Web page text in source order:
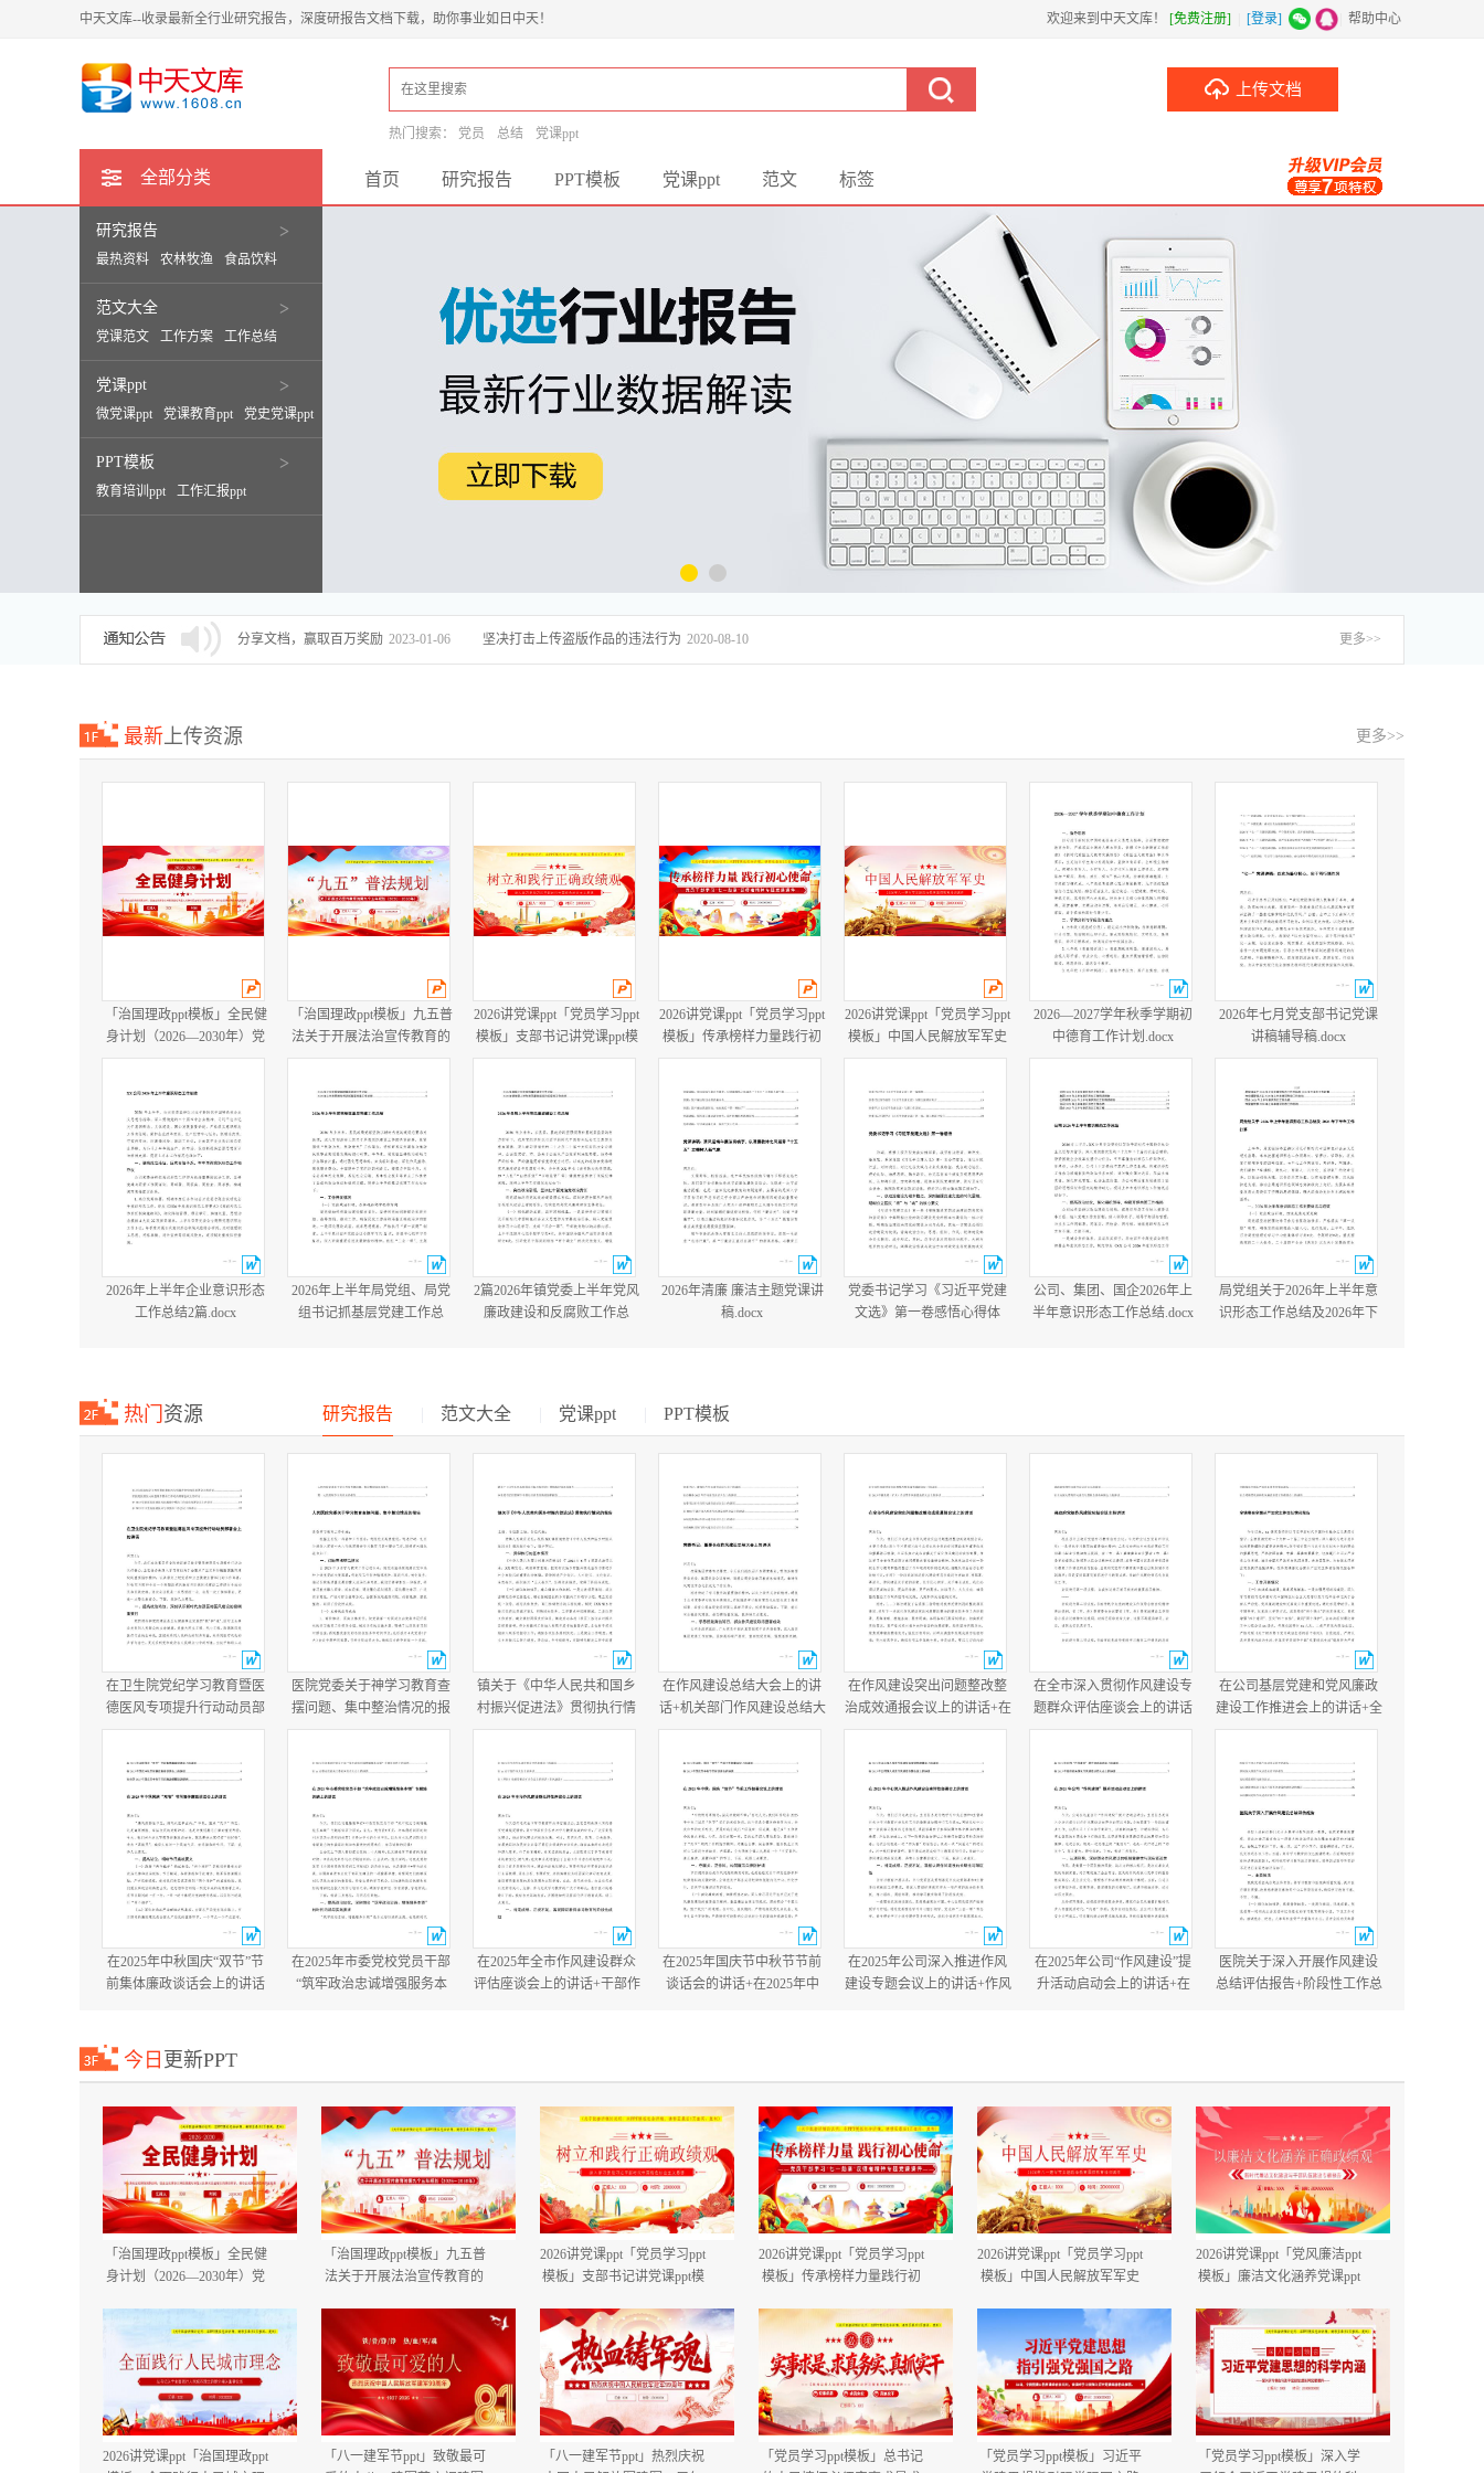
欢迎来到中天文库！ [免费注册] [登录] 帮助中心
中天文库--收录最新全行业研究报告，深度研报告文档下载，助你事业如日中天！
热门搜索： 党员 总结 党课ppt
上传文档
全部分类
研究报告 >
最热资料 农林牧渔 食品饮料
范文大全 >
党课范文 工作方案 工作总结
党课ppt >
微党课ppt 党课教育ppt 党史党课ppt
PPT模板 >
教育培训ppt
工作汇报ppt
述职报告ppt
首页 研究报告 PPT模板 党课ppt 范文 标签
分享文档，赢取百万奖励 2023-01-06 坚决打击上传盗版作品的违法行为 2020-08-10 更多>>
最新上传资源 更多>>
「治国理政ppt模板」全民健
身计划（2026—2030年）党
课ppt模板「带完整内
「治国理政ppt模板」九五普
法关于开展法治宣传教育的
第九个五年规划（2026－
2026讲党课ppt「党员学习ppt
模板」支部书记讲党课ppt模
板「带完整内容」.pptx
2026讲党课ppt「党员学习ppt
模板」传承榜样力量践行初
心使命PP学习“七一勋章”获
整内容」.pptx
2026讲党课ppt「党员学习ppt
模板」中国人民解放军军史
建军99周年八一建军节国防
整内容】.pptx
2026—2027学年秋季学期初
中德育工作计划.docx
2026年七月党支部书记党课
讲稿辅导稿.docx
2026年上半年企业意识形态
工作总结2篇.docx
2026年上半年局党组、局党
组书记抓基层党建工作总
2篇2026年镇党委上半年党风
廉政建设和反腐败工作总
2026年清廉 廉洁主题党课讲
稿.docx
党委书记学习《习近平党建
文选》第一卷感悟心得体
公司、集团、国企2026年上
半年意识形态工作总结.docx
局党组关于2026年上半年意
识形态工作总结及2026年下
热门 资源 研究报告 范文大全 党课ppt PPT模板
在卫生院党纪学习教育暨医
德医风专项提升行动动员部
署会上的讲话在医院医德医
署会议上的讲话.docx
医院党委关于神学习教育查
摆问题、集中整治情况的报
告+医院学习教育总结报
镇关于《中华人民共和国乡
村振兴促进法》贯彻执行情
况的报告+乡党委书记任职两
报告.docx
在作风建设总结大会上的讲
话+机关部门作风建设总结大
会主持词.docx
在作风建设突出问题整改整
治成效通报会议上的讲话+在
作风建设总结大会上的讲
在全市深入贯彻作风建设专
题群众评估座谈会上的讲话
+县政府党组作风建设总结会
在公司基层党建和党风廉政
建设工作推进会上的讲话+全
镇落实全面从严治党主体责
在2025年中秋国庆“双节”节
前集体廉政谈话会上的讲话
在2025年市委党校党员干部
“筑牢政治忠诚增强服务本
在2025年全市作风建设群众
评估座谈会上的讲话+干部作
在2025年国庆节中秋节节前
谈话会的讲话+在2025年中
在2025年公司深入推进作风
建设专题会议上的讲话+作风
在2025年公司“作风建设”提
升活动启动会上的讲话+在
医院关于深入开展作风建设
总结评估报告+阶段性工作总
今日 更新PPT
「治国理政ppt模板」全民健
身计划（2026—2030年）党
「治国理政ppt模板」九五普
法关于开展法治宣传教育的
整内容」.pptx
2026讲党课ppt「党员学习ppt
模板」支部书记讲党课ppt模
2026讲党课ppt「党员学习ppt
模板」传承榜样力量践行初
得者精神党课ppt模板「带完
整内容」.pptx
2026讲党课ppt「党员学习ppt
模板」中国人民解放军军史
教育培训党课ppt模板【含完
整内容】.pptx
2026讲党课ppt「党风廉洁ppt
模板」廉洁文化涵养党课ppt
2026讲党课ppt「治国理政ppt
「八一建军节ppt」致敬最可
「八一建军节ppt」热烈庆祝
「党员学习ppt模板」总书记
「党员学习ppt模板」习近平
「党员学习ppt模板」深入学